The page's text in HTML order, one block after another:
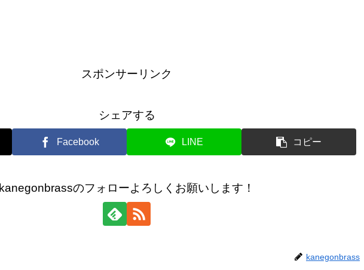
スポンサーリンク
シェアする
Facebook LINE コピー
kanegonbrassのフォローよろしくお願いします！
kanegonbrass